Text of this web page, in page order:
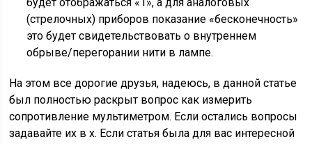
(стрелочных) приборов показание «бесконечность»
это будет свидетельствовать о внутреннем
обрыве/перегорании нити в лампе.
На этом все дорогие друзья, надеюсь, в данной статье
был полностью раскрыт вопрос как измерить
сопротивление мультиметром. Если остались вопросы
задавайте их в х. Если статья была для вас интересной